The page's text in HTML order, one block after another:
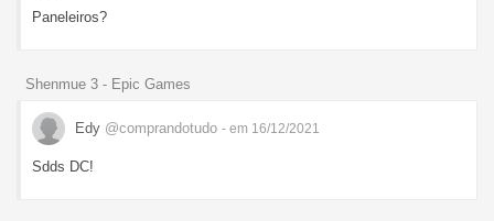
Paneleiros?
Shenmue 3 - Epic Games
Edy @comprandotudo - em 16/12/2021
Sdds DC!